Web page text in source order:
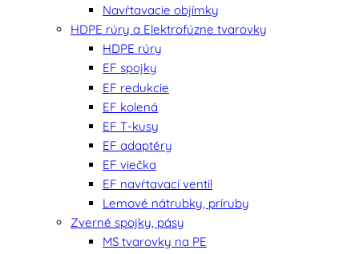
Navŕtavacie objímky
HDPE rúry a Elektrofúzne tvarovky
HDPE rúry
EF spojky
EF redukcie
EF kolená
EF T-kusy
EF adaptéry
EF viečka
EF navŕtavací ventil
Lemové nátrubky, príruby
Zverné spojky, pásy
MS tvarovky na PE